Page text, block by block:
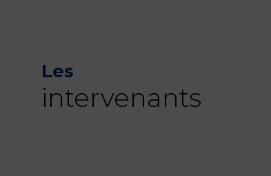
Les
intervenants